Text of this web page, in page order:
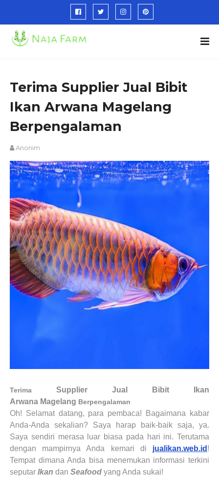
Terima Supplier Jual Bibit
Ikan Arwana Magelang
Berpengalaman
Anonim
Terima Supplier Jual Bibit Ikan
Arwana Magelang Berpengalaman
Oh! Selamat datang, para pembaca! Bagaimana kabar
Anda-Anda sekalian? Saya harap baik-baik saja, ya.
Saya sendiri merasa luar biasa pada hari ini. Terutama
dengan mampirnya Anda kemari di jualikan.web.id !
Tempat dimana Anda bisa menemukan informasi terkini
seputar Ikan dan Seafood yang Anda sukai!